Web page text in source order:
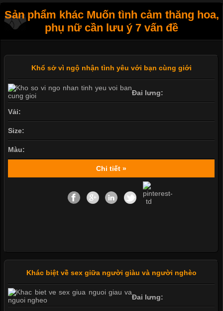
Sản phẩm khác Muốn tình cảm thăng hoa,
phụ nữ cần lưu ý 7 vấn đề
Khổ sở vì ngộ nhận tình yêu với bạn cùng giới
Đai lưng:
Vải:
Size:
Màu:
Chi tiết »
Khác biệt về sex giữa người giàu và người nghèo
Đai lưng: